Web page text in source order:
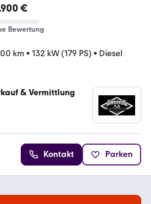
€
Bewertung
km • 132 kW (179 PS) • Diesel
& Vermittlung
Kontakt Parken